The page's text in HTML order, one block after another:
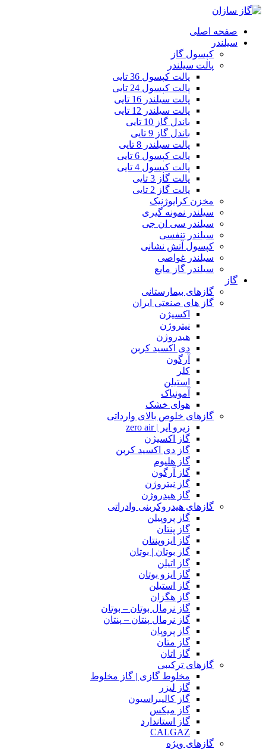
صفحه اصلی
سیلندر
کپسول گاز
پالت سیلندر
پالت کپسول 36 تایی
پالت کپسول 24 تایی
پالت سیلندر 16 تایی
پالت سیلندر 12 تایی
باندل گاز 10 تایی
باندل گاز 9 تایی
پالت سیلندر 8 تایی
پالت کپسول 6 تایی
پالت کپسول 4 تایی
پالت گاز 3 تایی
پالت گاز 2 تایی
مخزن کرایوژنیک
سیلندر نمونه گیری
سیلندر سی ان جی
سیلندر تنفسی
کپسول آتش نشانی
سیلندر غواصی
سیلندر گاز مایع
گاز
گازهای بیمارستانی
گاز های صنعتی ایران
اکسیژن
نیتروژن
هیدروژن
دی اکسید کربن
آرگون
کلر
استیلن
آمونیاک
هوای خشک
گازهای خلوص بالای وارداتی
زیرو ایر | zero air
گاز اکسیژن
گاز دی اکسید کربن
گاز هلیوم
گاز آرگون
گاز نیتروژن
گاز هیدروژن
گازهای هیدروکربنی وادراتی
گاز پروپیلن
گاز پنتان
گاز ایزوپنتان
گاز بوتان | بوتان
گاز اتیلن
گاز ایزو بوتان
گاز استیلن
گاز هگزان
گاز نرمال بوتان – بوتان
گاز نرمال پنتان – پنتان
گاز پروپان
گاز متان
گاز اتان
گازهای ترکیبی
مخلوط گازی | گاز مخلوط
گاز لیزر
گاز کالیبراسیون
گاز میکس
گاز استاندارد
CALGAZ
گازهای ویژه